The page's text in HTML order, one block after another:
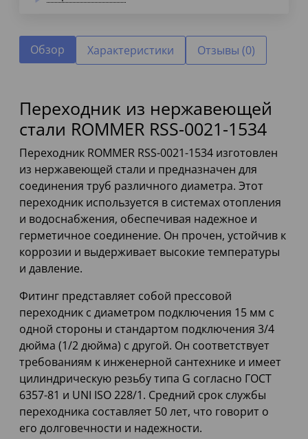
Обзор Характеристики Отзывы (0)
Переходник из нержавеющей
стали ROMMER RSS-0021-1534
Переходник ROMMER RSS-0021-1534 изготовлен
из нержавеющей стали и предназначен для
соединения труб различного диаметра. Этот
переходник используется в системах отопления
и водоснабжения, обеспечивая надежное и
герметичное соединение. Он прочен, устойчив к
коррозии и выдерживает высокие температуры
и давление.
Фитинг представляет собой прессовой
переходник с диаметром подключения 15 мм с
одной стороны и стандартом подключения 3/4
дюйма (1/2 дюйма) с другой. Он соответствует
требованиям к инженерной сантехнике и имеет
цилиндрическую резьбу типа G согласно ГОСТ
6357-81 и UNI ISO 228/1. Средний срок службы
переходника составляет 50 лет, что говорит о
его долговечности и надежности.